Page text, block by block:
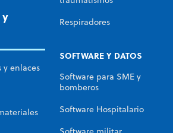
y enlaces
Respiradores
SOFTWARE Y DATOS
Software para SME y
bomberos
Software Hospitalario